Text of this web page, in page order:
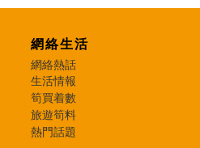
網絡生活
網絡熱話
生活情報
筍買着數
旅遊筍料
熱門話題